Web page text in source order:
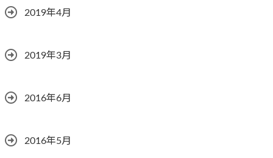
2019年4月
2019年3月
2016年6月
2016年5月